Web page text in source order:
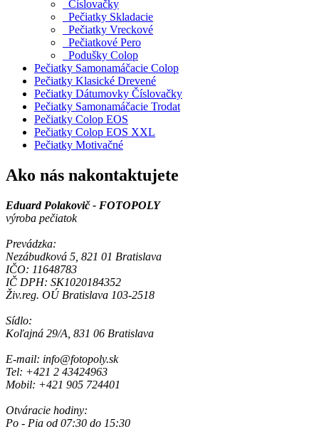
Číslovačky
Pečiatky Skladacie
Pečiatky Vreckové
Pečiatkové Pero
Podušky Colop
Pečiatky Samonamáčacie Colop
Pečiatky Klasické Drevené
Pečiatky Dátumovky Číslovačky
Pečiatky Samonamáčacie Trodat
Pečiatky Colop EOS
Pečiatky Colop EOS XXL
Pečiatky Motivačné
Ako nás nakontaktujete
Eduard Polakovič - FOTOPOLY
výroba pečiatok
Prevádzka:
Nezábudková 5, 821 01 Bratislava
IČO: 11648783
IČ DPH: SK1020184352
Živ.reg. OÚ Bratislava 103-2518
Sídlo:
Koľajná 29/A, 831 06 Bratislava
E-mail: info@fotopoly.sk
Tel: +421 2 43424963
Mobil: +421 905 724401
Otváracie hodiny:
Po - Pia od 07:30 do 15:30